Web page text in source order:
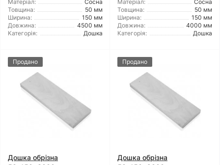
Матеріал:
Сосна
Товщина:
50 мм
Ширина:
150 мм
Довжина:
4500 мм
Категорія:
Дошка
Матеріал:
Сосна
Товщина:
50 мм
Ширина:
150 мм
Довжина:
4000 мм
Категорія:
Дошка
Продано
Дошка обрізна
Продано
Дошка обрізна